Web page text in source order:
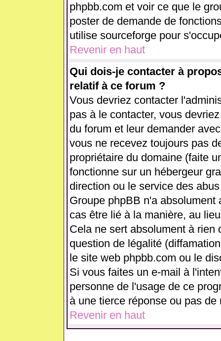
phpbb.com et voir ce que le
poster de demande de
utilise sourceforge pour
Revenir en haut
Qui dois-je contacter à
relatif à ce forum ?
Vous devriez contacter
pas à le contacter, vous
du forum et leur demander
vous ne recevez toujours pas
propriétaire du domaine (faite
fonctionne sur un hébergeur
direction ou le service des
Groupe phpBB n'a
cas être lié à la manière, au
Cela ne sert absolument à rien
question de légalité
le site web phpbb.com ou le
Si vous faites un e-mail à
personne de l'usage de ce
à une tierce réponse ou pas de
Revenir en haut